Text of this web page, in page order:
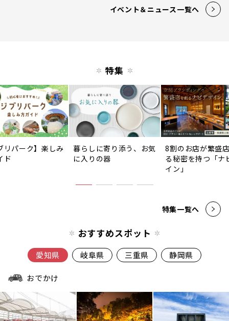
イベント＆ニュース一覧へ
特集
リパーク】楽しみ
ド
暮らしに寄り添う、お気
に入りの器
8割のお店が繁盛
る秘密を持つ「ナ
イン」
特集一覧へ
おすすめスポット
愛知県 岐阜県 三重県 静岡県
おでかけ